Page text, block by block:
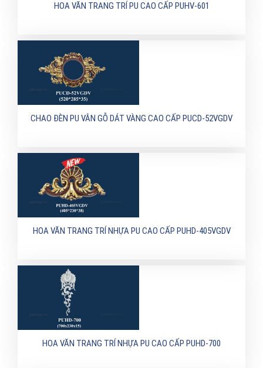
HOA VĂN TRANG TRÍ PU CAO CẤP PUHV-601
CHAO ĐÈN PU VÂN GỖ DÁT VÀNG CAO CẤP PUCD-52VGDV
HOA VĂN TRANG TRÍ NHỰA PU CAO CẤP PUHD-405VGDV
HOA VĂN TRANG TRÍ NHỰA PU CAO CẤP PUHD-700